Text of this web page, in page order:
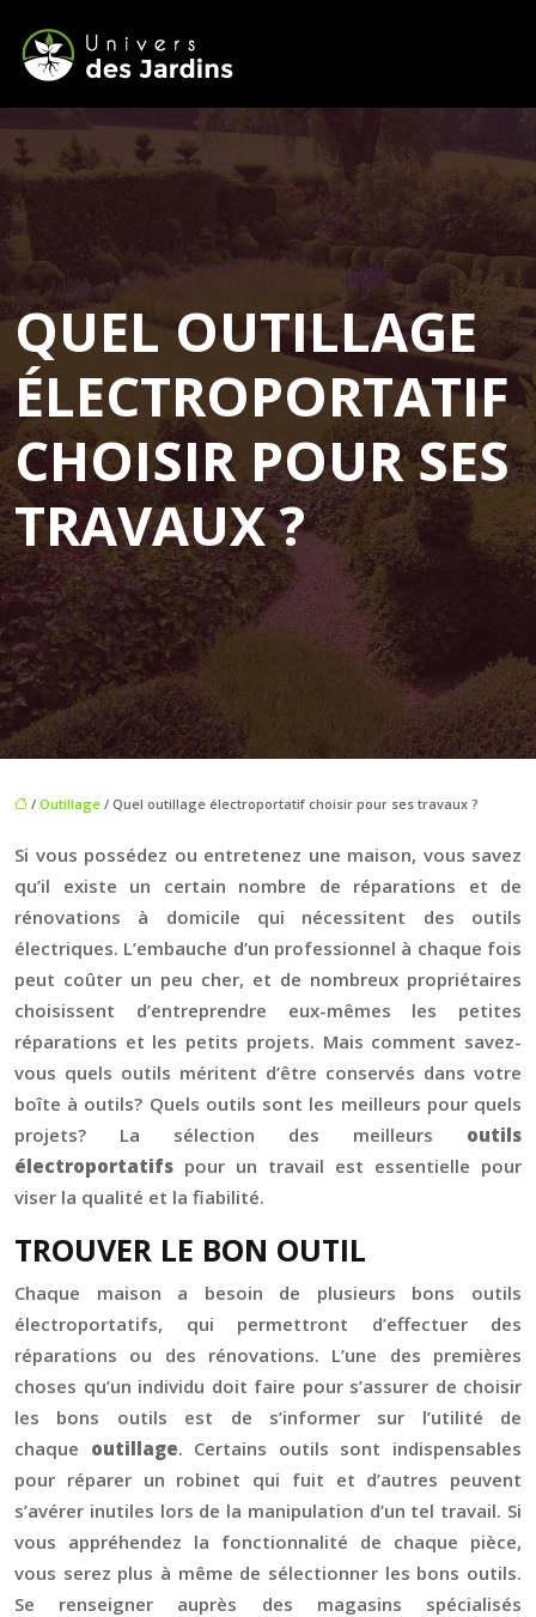
QUEL OUTILLAGE
ÉLECTROPORTATIF
CHOISIR POUR SES
TRAVAUX ?
/ Outillage / Quel outillage électroportatif choisir pour ses travaux ?
Si vous possédez ou entretenez une maison, vous savez
qu’il existe un certain nombre de réparations et de
rénovations à domicile qui nécessitent des outils
électriques. L’embauche d’un professionnel à chaque fois
peut coûter un peu cher, et de nombreux propriétaires
choisissent d’entreprendre eux-mêmes les petites
réparations et les petits projets. Mais comment savez-
vous quels outils méritent d’être conservés dans votre
boîte à outils? Quels outils sont les meilleurs pour quels
projets? La sélection des meilleurs outils
électroportatifs pour un travail est essentielle pour
viser la qualité et la fiabilité.
TROUVER LE BON OUTIL
Chaque maison a besoin de plusieurs bons outils
électroportatifs, qui permettront d’effectuer des
réparations ou des rénovations. L’une des premières
choses qu’un individu doit faire pour s’assurer de choisir
les bons outils est de s’informer sur l’utilité de
chaque outillage. Certains outils sont indispensables
pour réparer un robinet qui fuit et d’autres peuvent
s’avérer inutiles lors de la manipulation d’un tel travail. Si
vous appréhendez la fonctionnalité de chaque pièce,
vous serez plus à même de sélectionner les bons outils.
Se renseigner auprès des magasins spécialisés